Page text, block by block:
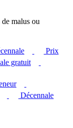
malus ou
Prix
gratuit
Décennale